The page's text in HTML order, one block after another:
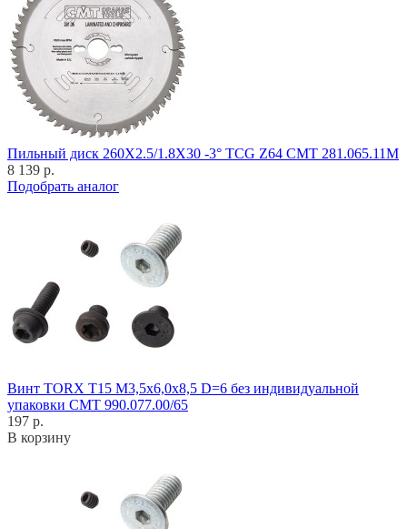
Пильный диск 260X2.5/1.8X30 -3° TCG Z64 CMT 281.065.11M
8 139 р.
Подобрать аналог
Винт TORX T15 M3,5x6,0x8,5 D=6 без индивидуальной
упаковки CMT 990.077.00/65
197 р.
В корзину